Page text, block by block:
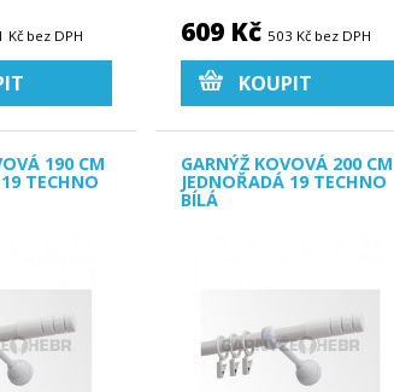
Kč bez DPH 609 Kč 503 Kč bez DPH
KOUPIT
190 CM
TECHNO
GARNÝŽ KOVOVÁ 200 CM
JEDNOŘADÁ 19 TECHNO
BÍLÁ